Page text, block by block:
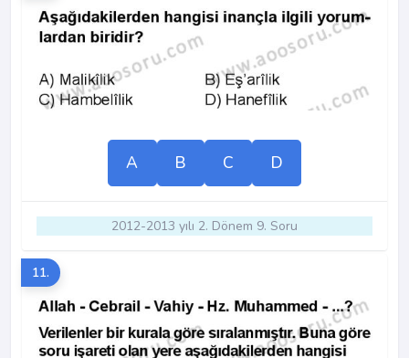
A B C D
2012-2013 yılı 2. Dönem 9. Soru
11.